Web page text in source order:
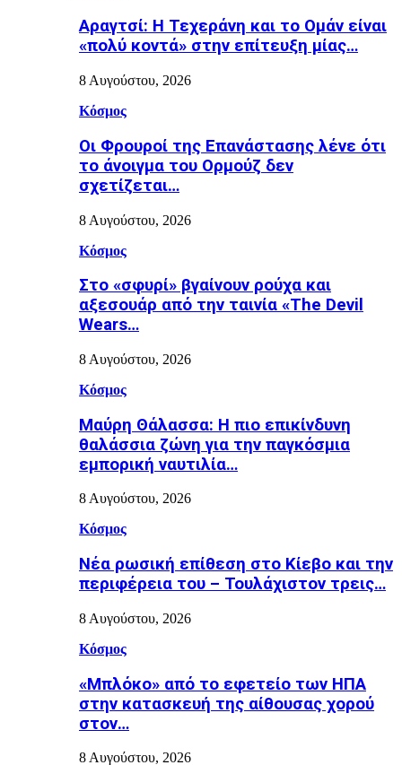
Αραγτσί: Η Τεχεράνη και το Ομάν είναι
«πολύ κοντά» στην επίτευξη μίας…
8 Αυγούστου, 2026
Κόσμος
Οι Φρουροί της Επανάστασης λένε ότι
το άνοιγμα του Ορμούζ δεν
σχετίζεται…
8 Αυγούστου, 2026
Κόσμος
Στο «σφυρί» βγαίνουν ρούχα και
αξεσουάρ από την ταινία «The Devil
Wears…
8 Αυγούστου, 2026
Κόσμος
Μαύρη Θάλασσα: Η πιο επικίνδυνη
θαλάσσια ζώνη για την παγκόσμια
εμπορική ναυτιλία…
8 Αυγούστου, 2026
Κόσμος
Nέα ρωσική επίθεση στο Κίεβο και την
περιφέρεια του – Τουλάχιστον τρεις…
8 Αυγούστου, 2026
Κόσμος
«Μπλόκο» από το εφετείο των ΗΠΑ
στην κατασκευή της αίθουσας χορού
στον…
8 Αυγούστου, 2026